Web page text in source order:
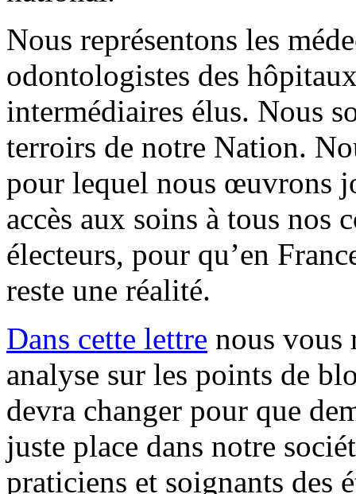
Nous représentons les
odontologistes des
intermédiaires élus. Nous
terroirs de notre Nation.
pour lequel nous œuvrons
accès aux soins à tous nos
électeurs, pour qu’en
reste une réalité.
Dans cette lettre nous vous
analyse sur les points de
devra changer pour que
juste place dans notre
praticiens et soignants des